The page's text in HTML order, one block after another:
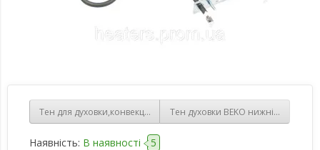
Тен для духовки,конвекція(Плита ARDO) турбо 2500 W
Тен духовки BEKO нижній, 1300W
Наявність: В наявності
5